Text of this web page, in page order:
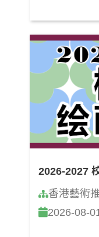
2026-2027
香港藝術
2026-08-